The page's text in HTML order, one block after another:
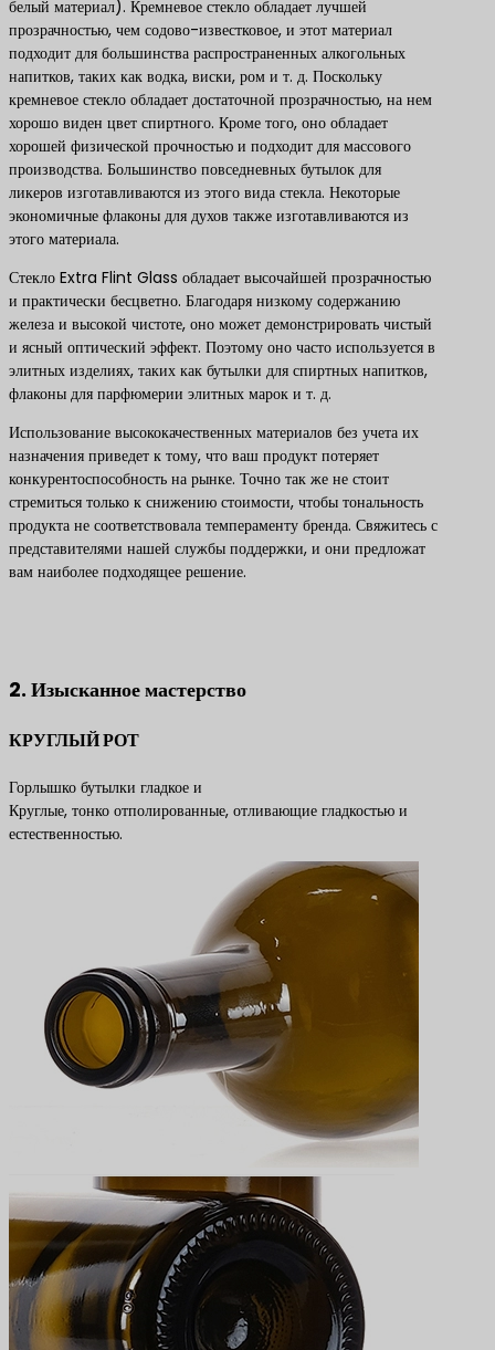
белый материал). Кремневое стекло обладает лучшей
прозрачностью, чем содово-известковое, и этот материал
подходит для большинства распространенных алкогольных
напитков, таких как водка, виски, ром и т. д. Поскольку
кремневое стекло обладает достаточной прозрачностью, на нем
хорошо виден цвет спиртного. Кроме того, оно обладает
хорошей физической прочностью и подходит для массового
производства. Большинство повседневных бутылок для
ликеров изготавливаются из этого вида стекла. Некоторые
экономичные флаконы для духов также изготавливаются из
этого материала.
Стекло Extra Flint Glass обладает высочайшей прозрачностью
и практически бесцветно. Благодаря низкому содержанию
железа и высокой чистоте, оно может демонстрировать чистый
и ясный оптический эффект. Поэтому оно часто используется в
элитных изделиях, таких как бутылки для спиртных напитков,
флаконы для парфюмерии элитных марок и т. д.
Использование высококачественных материалов без учета их
назначения приведет к тому, что ваш продукт потеряет
конкурентоспособность на рынке. Точно так же не стоит
стремиться только к снижению стоимости, чтобы тональность
продукта не соответствовала темпераменту бренда. Свяжитесь с
представителями нашей службы поддержки, и они предложат
вам наиболее подходящее решение.
2. Изысканное мастерство
КРУГЛЫЙ РОТ
Горлышко бутылки гладкое и
Круглые, тонко отполированные, отливающие гладкостью и
естественностью.